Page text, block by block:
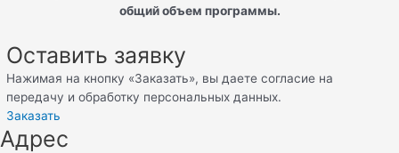
общий объем программы.
Оставить заявку
Нажимая на кнопку «Заказать», вы даете согласие на
передачу и обработку персональных данных.
Заказать
Адрес